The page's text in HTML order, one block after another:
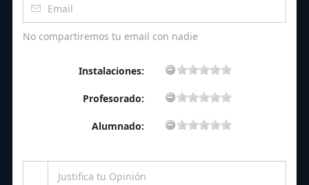
No compartiremos tu email con nadie
Instalaciones:
Profesorado:
Alumnado: